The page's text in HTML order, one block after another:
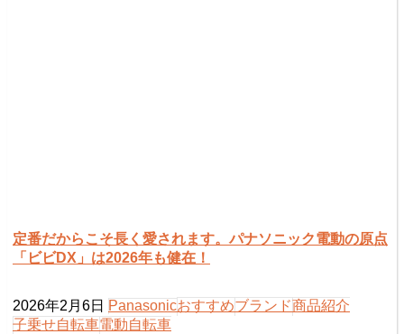
定番だからこそ長く愛されます。パナソニック電動の原点
「ビビDX」は2026年も健在！
2026年2月6日 Panasonicおすすめブランド商品紹介
子乗せ自転車電動自転車